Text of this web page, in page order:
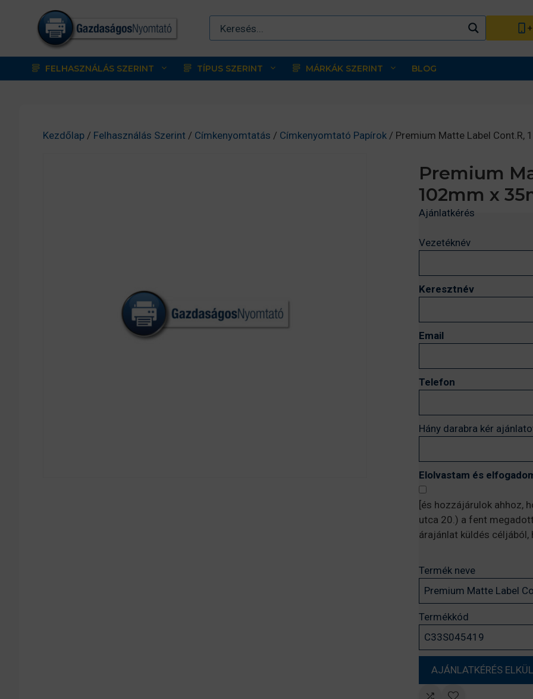
tartalomba
FELHASZNÁLÁS SZERINT TÍPUS SZERINT MÁRKÁK SZERINT BLOG
Kezdőlap / Felhasználás Szerint / Címkenyomtatás / Címkenyomtató Papírok / Premium Matte Label Cont.R,
Premium
102mm x
Ajánlatkérés
Vezetéknév
Keresztnév
Email
Telefon
Hány darabra kér
Elolvastam és
[és hozzájárulok ahhoz,
utca 20.) a fent
árajánlat küldés
Termék neve
Termékkód